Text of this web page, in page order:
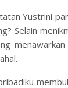
Yustrini
Selain
menawarkan